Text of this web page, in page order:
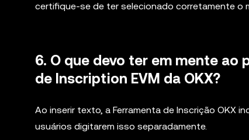
certifique-se de ter selecionado corretamente o
6. O que devo ter em mente
de Inscription EVM da OKX?
Ao inserir texto, a Ferramenta de Inscrição OKX
usuários digitarem isso separadamente.